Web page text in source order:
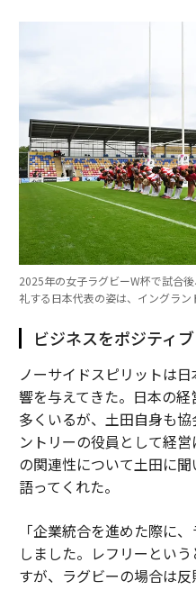
2025年の女子ラグビーW杯で試合
礼する日本代表の姿は、イングラン
ビジネスをポジティ
ノーサイドスピリットは
響を与えてきた。日本の
多くいるが、土田自身も
ントリーの役員として経
の関連性について土田に
語ってくれた。
「企業統合を進めた際に
しました。レフリーとい
すが、ラグビーの場合は